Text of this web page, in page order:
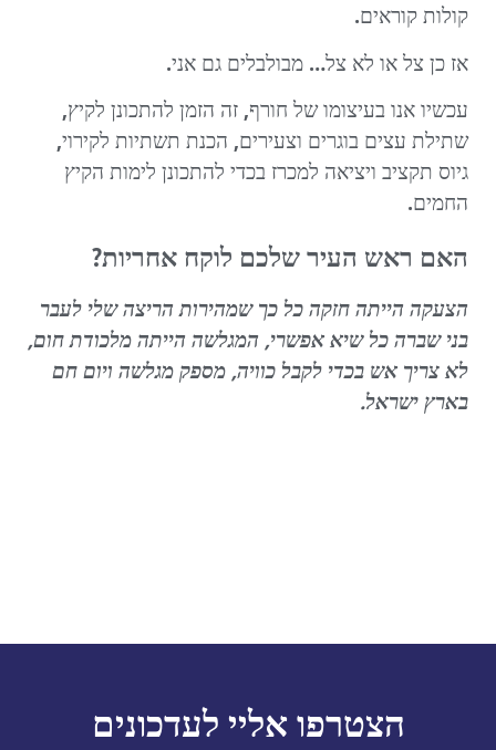
קולות קוראים.
אז כן צל או לא צל… מבולבלים גם אני.
עכשיו אנו בעיצומו של חורף, זה הזמן להתכונן לקיץ,
שתילת עצים בוגרים וצעירים, הכנת תשתיות לקירוי,
גיוס תקציב ויציאה למכרז בכדי להתכונן לימות הקיץ
החמים.
האם ראש העיר שלכם לוקח אחריות?
הצעקה הייתה חזקה כל כך שמהירות הריצה שלי לעבר
בני שברה כל שיא אפשרי, המגלשה הייתה מלכודת חום,
לא צריך אש בכדי לקבל כוויה, מספק מגלשה ויום חם
בארץ ישראל.
הצטרפו אליי לעדכונים